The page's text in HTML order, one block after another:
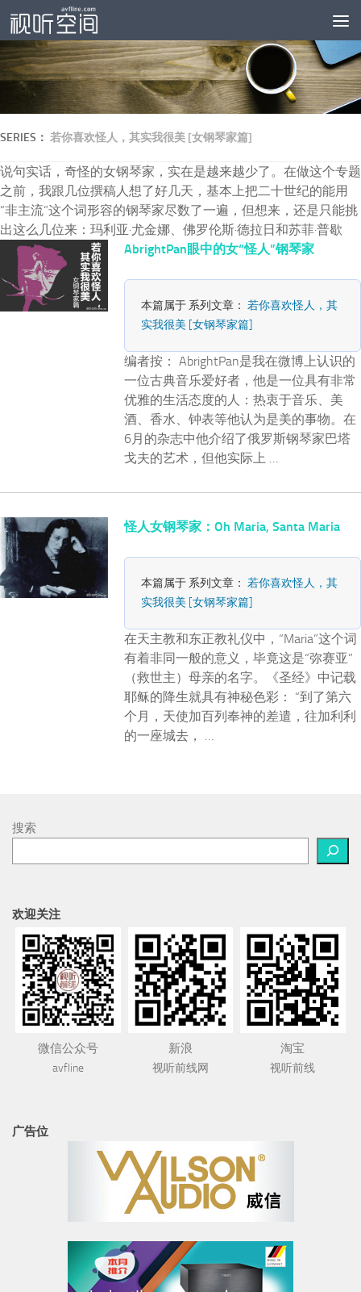
跳至内容
SERIES： 若你喜欢怪人，其实我很美 [女钢琴家篇]
说句实话，奇怪的女钢琴家，实在是越来越少了。在做这个专题
之前，我跟几位撰稿人想了好几天，基本上把二十世纪的能用
“非主流”这个词形容的钢琴家尽数了一遍，但想来，还是只能挑
出这么几位来：玛利亚·尤金娜、佛罗伦斯·德拉日和苏菲·普歇
AbrightPan眼中的女“怪人”钢琴家
本篇属于 系列文章：若你喜欢怪人，其
实我很美 [女钢琴家篇]
编者按： AbrightPan是我在微博上认识的
一位古典音乐爱好者，他是一位具有非常
优雅的生活态度的人：热衷于音乐、美
酒、香水、钟表等他认为是美的事物。在
6月的杂志中他介绍了俄罗斯钢琴家巴塔
戈夫的艺术，但他实际上 …
怪人女钢琴家：Oh Maria, Santa Maria
本篇属于 系列文章：若你喜欢怪人，其
实我很美 [女钢琴家篇]
在天主教和东正教礼仪中，“Maria”这个词
有着非同一般的意义，毕竟这是“弥赛亚”
（救世主）母亲的名字。《圣经》中记载
耶稣的降生就具有神秘色彩： “到了第六
个月，天使加百列奉神的差遣，往加利利
的一座城去， …
搜索
欢迎关注
微信公众号
avfline
新浪
视听前线网
淘宝
视听前线
广告位